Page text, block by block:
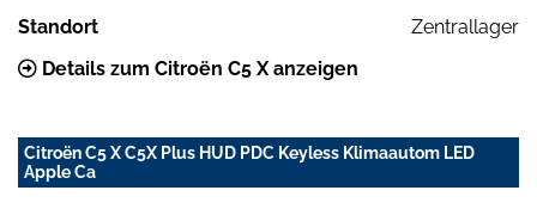
Standort
Zentrallager
Details zum Citroën C5 X anzeigen
Citroën C5 X C5X Plus HUD PDC Keyless Klimaautom LED
Apple Ca